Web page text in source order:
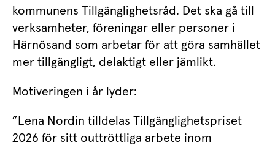
kommunens Tillgänglighetsråd. Det ska gå till
verksamheter, föreningar eller personer i
Härnösand som arbetar för att göra samhället
mer tillgängligt, delaktigt eller jämlikt.
Motiveringen i år lyder:
”Lena Nordin tilldelas Tillgänglighetspriset
2026 för sitt outtröttliga arbete inom